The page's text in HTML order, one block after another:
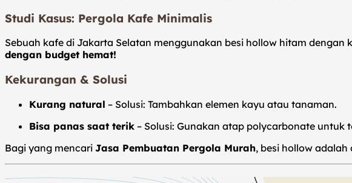
Studi Kasus: Pergola Kafe Minimalis
Sebuah kafe di Jakarta Selatan menggunakan besi hollow hitam dengan
dengan budget hemat!
Kekurangan & Solusi
Kurang natural – Solusi: Tambahkan elemen kayu atau tanaman.
Bisa panas saat terik – Solusi: Gunakan atap polycarbonate untuk
Bagi yang mencari Jasa Pembuatan Pergola Murah, besi hollow adalah